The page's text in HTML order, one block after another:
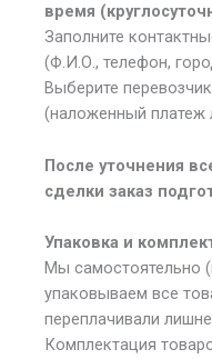
время
Заполните
(Ф.И.О., телефон,
Выберите
(наложенный платеж
После уточнения
сделки заказ
Упаковка и
Мы самостоятельно
упаковываем все
переплачивали
Комплектация